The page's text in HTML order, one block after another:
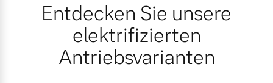
Entdecken Sie unsere
elektrifizierten
Antriebsvarianten